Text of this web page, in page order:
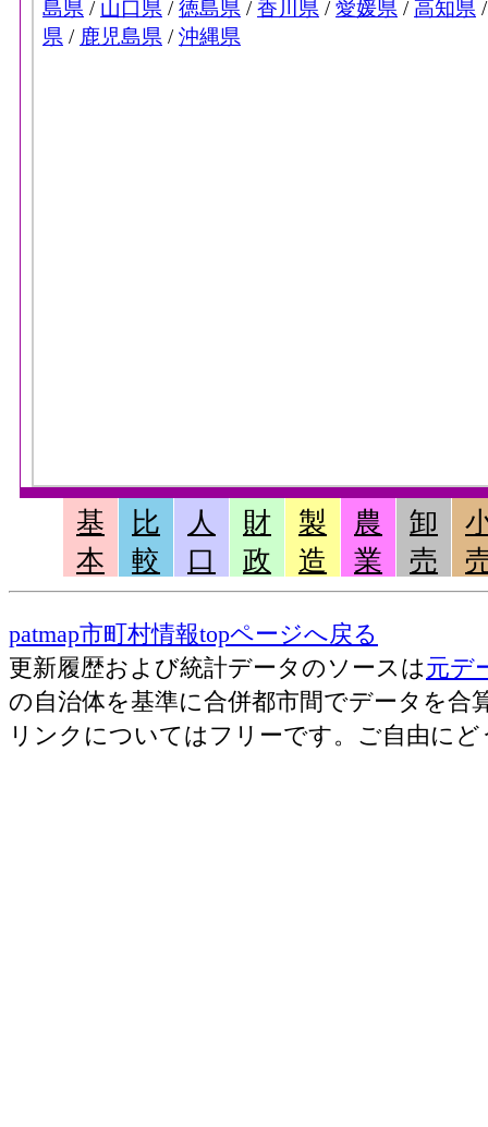
基
本
比
較
人
口
財
政
製
造
農
業
卸
売
patmap市町村情報topページへ戻る
更新履歴および統計データのソースは元デ
の自治体を基準に合併都市間でデータを合
リンクについてはフリーです。ご自由にど